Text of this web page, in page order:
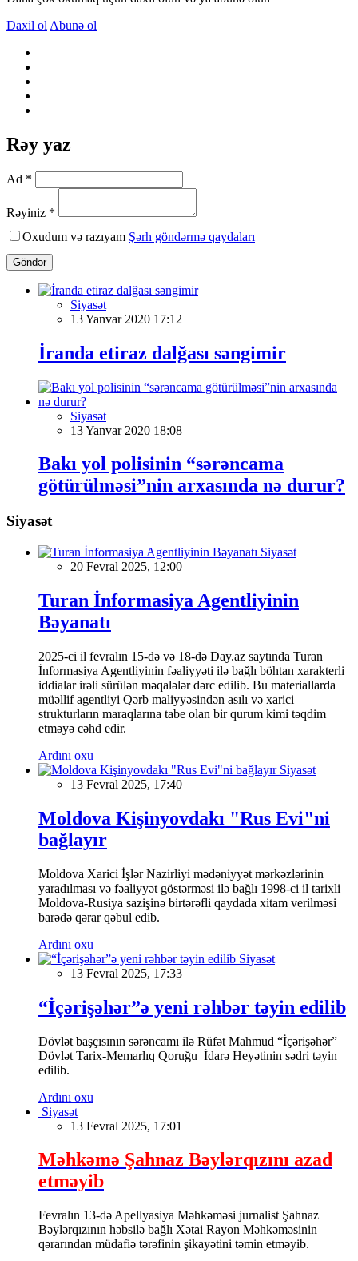
Daxil ol Abunə ol
Rəy yaz
Ad *
Rəyiniz *
Oxudum və razıyam Şərh göndərmə qaydaları
Göndər
Siyasət
13 Yanvar 2020 17:12
İranda etiraz dalğası səngimir
Siyasət
13 Yanvar 2020 18:08
Bakı yol polisinin “sərəncama
götürülməsi”nin arxasında nə durur?
Siyasət
Siyasət
20 Fevral 2025, 12:00
Turan İnformasiya Agentliyinin
Bəyanatı
2025-ci il fevralın 15-də və 18-də Day.az saytında Turan
İnformasiya Agentliyinin fəaliyyəti ilə bağlı böhtan xarakterli
iddialar irəli sürülən məqalələr dərc edilib. Bu materiallarda
müəllif agentliyi Qərb maliyyəsindən asılı və xarici
strukturların maraqlarına tabe olan bir qurum kimi təqdim
etməyə cəhd edir.
Ardını oxu
Siyasət
13 Fevral 2025, 17:40
Moldova Kişinyovdakı "Rus Evi"ni
bağlayır
Moldova Xarici İşlər Nazirliyi mədəniyyət mərkəzlərinin
yaradılması və fəaliyyət göstərməsi ilə bağlı 1998-ci il tarixli
Moldova-Rusiya sazişinə birtərəfli qaydada xitam verilməsi
barədə qərar qəbul edib.
Ardını oxu
Siyasət
13 Fevral 2025, 17:33
“İçərişəhər”ə yeni rəhbər təyin edilib
Dövlət başçısının sərəncamı ilə Rüfət Mahmud “İçərişəhər”
Dövlət Tarix-Memarlıq Qoruğu İdarə Heyətinin sədri təyin
edilib.
Ardını oxu
Siyasət
13 Fevral 2025, 17:01
Məhkəmə Şahnaz Bəylərqızını azad
etməyib
Fevralın 13-də Apellyasiya Məhkəməsi jurnalist Şahnaz
Bəylərqızının həbsilə bağlı Xətai Rayon Məhkəməsinin
qərarından müdafiə tərəfinin şikayətini təmin etməyib.